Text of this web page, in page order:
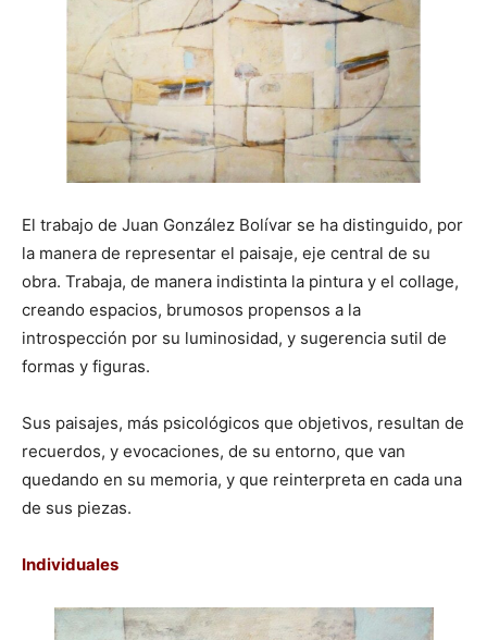
El trabajo de Juan González Bolívar se ha distinguido, por
la manera de representar el paisaje, eje central de su
obra. Trabaja, de manera indistinta la pintura y el collage,
creando espacios, brumosos propensos a la
introspección por su luminosidad, y sugerencia sutil de
formas y figuras.
Sus paisajes, más psicológicos que objetivos, resultan de
recuerdos, y evocaciones, de su entorno, que van
quedando en su memoria, y que reinterpreta en cada una
de sus piezas.
Individuales